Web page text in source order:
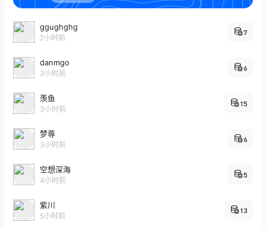
ggughghg
2小时前
7
danmgo
3小时前
6
羡鱼
3小时前
15
梦尊
3小时前
6
空想深海
4小时前
5
紫川
5小时前
13